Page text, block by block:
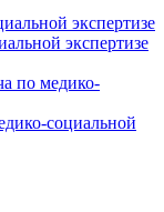
экспертизе
экспертизе
по медико-
социальной